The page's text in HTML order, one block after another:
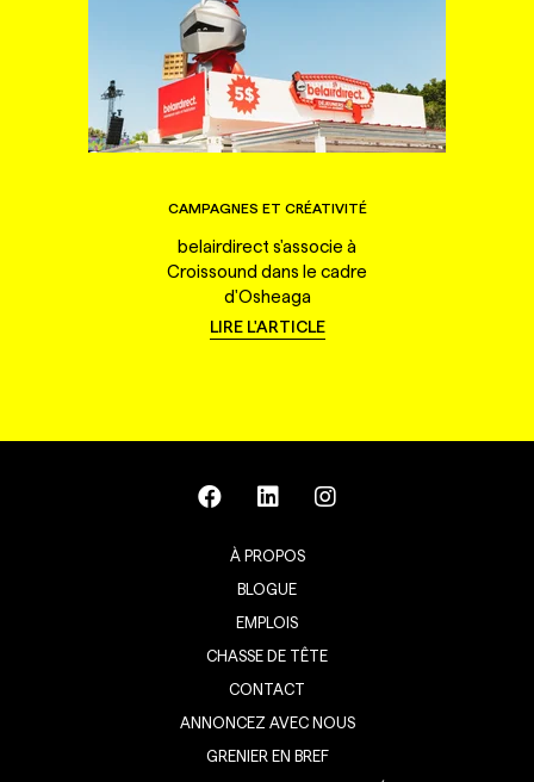
CAMPAGNES ET CRÉATIVITÉ
belairdirect s'associe à
Croissound dans le cadre
d'Osheaga
LIRE L'ARTICLE
À PROPOS
BLOGUE
EMPLOIS
CHASSE DE TÊTE
CONTACT
ANNONCEZ AVEC NOUS
GRENIER EN BREF